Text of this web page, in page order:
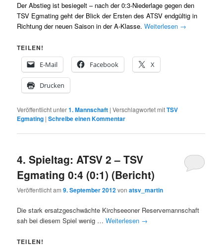
Der Abstieg ist besiegelt – nach der 0:3-Niederlage gegen den
TSV Egmating geht der Blick der Ersten des ATSV endgültig in
Richtung der neuen Saison in der A-Klasse.Weiterlesen →
TEILEN!
E-Mail
Facebook X
Drucken
Veröffentlicht unter1. Mannschaft |Verschlagwortet mitTSV
Egmating |Schreibe einen Kommentar
4. Spieltag: ATSV 2 – TSV
Egmating 0:4 (0:1) (Bericht)
Veröffentlicht am9. September 2012vonatsv_martin
Die stark ersatzgeschwächte Kirchseeoner Reservemannschaft
sah bei diesem Spiel wenig …Weiterlesen →
TEILEN!